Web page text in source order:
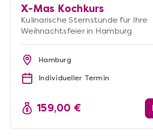
X-Mas Kochkurs
Kulinarische Sternstunde für Ihre
Weihnachtsfeier in Hamburg
Hamburg
Individueller Termin
159,00 €